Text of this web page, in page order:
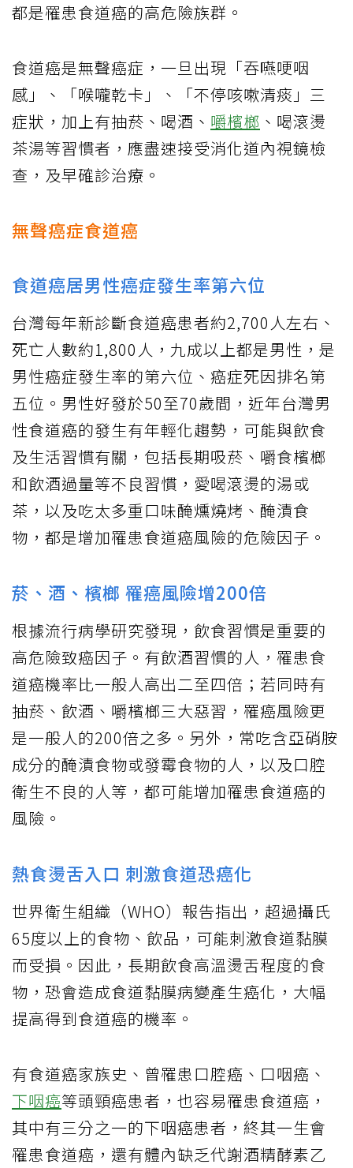
都是罹患食道癌的高危險族群。
食道癌是無聲癌症，一旦出現「吞嚥哽咽
感」、「喉嚨乾卡」、「不停咳嗽清痰」三
症狀，加上有抽菸、喝酒、 嚼檳榔 、喝滾燙
茶湯等習慣者，應盡速接受消化道內視鏡檢
查，及早確診治療。
無聲癌症食道癌
食道癌居男性癌症發生率第六位
台灣每年新診斷食道癌患者約2,700人左右、
死亡人數約1,800人，九成以上都是男性，是
男性癌症發生率的第六位、癌症死因排名第
五位。男性好發於50至70歲間，近年台灣男
性食道癌的發生有年輕化趨勢，可能與飲食
及生活習慣有關，包括長期吸菸、嚼食檳榔
和飲酒過量等不良習慣，愛喝滾燙的湯或
茶，以及吃太多重口味醃燻燒烤、醃漬食
物，都是增加罹患食道癌風險的危險因子。
菸、酒、檳榔 罹癌風險增200倍
根據流行病學研究發現，飲食習慣是重要的
高危險致癌因子。有飲酒習慣的人，罹患食
道癌機率比一般人高出二至四倍；若同時有
抽菸、飲酒、嚼檳榔三大惡習，罹癌風險更
是一般人的200倍之多。另外，常吃含亞硝胺
成分的醃漬食物或發霉食物的人，以及口腔
衛生不良的人等，都可能增加罹患食道癌的
風險。
熱食燙舌入口 刺激食道恐癌化
世界衛生組織（WHO）報告指出，超過攝氏
65度以上的食物、飲品，可能刺激食道黏膜
而受損。因此，長期飲食高溫燙舌程度的食
物，恐會造成食道黏膜病變產生癌化，大幅
提高得到食道癌的機率。
有食道癌家族史、曾罹患口腔癌、口咽癌、
下咽癌等頭頸癌患者，也容易罹患食道癌，
其中有三分之一的下咽癌患者，終其一生會
罹患食道癌，還有體內缺乏代謝酒精酵素乙